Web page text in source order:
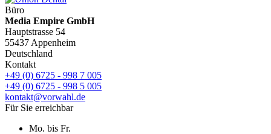
Büro
Media Empire GmbH
Hauptstrasse 54
55437 Appenheim
Deutschland
Kontakt
+49 (0) 6725 - 998 7 005
+49 (0) 6725 - 998 5 005
kontakt@vorwahl.de
Für Sie erreichbar
Mo. bis Fr.